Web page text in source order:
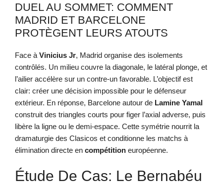
DUEL AU SOMMET: COMMENT
MADRID ET BARCELONE
PROTÈGENT LEURS ATOUTS
Face à Vinicius Jr, Madrid organise des isolements
contrôlés. Un milieu couvre la diagonale, le latéral plonge, et
l’ailier accélère sur un contre-un favorable. L’objectif est
clair: créer une décision impossible pour le défenseur
extérieur. En réponse, Barcelone autour de Lamine Yamal
construit des triangles courts pour figer l’axial adverse, puis
libère la ligne ou le demi-espace. Cette symétrie nourrit la
dramaturgie des Clasicos et conditionne les matchs à
élimination directe en compétition européenne.
Étude De Cas: Le Bernabéu